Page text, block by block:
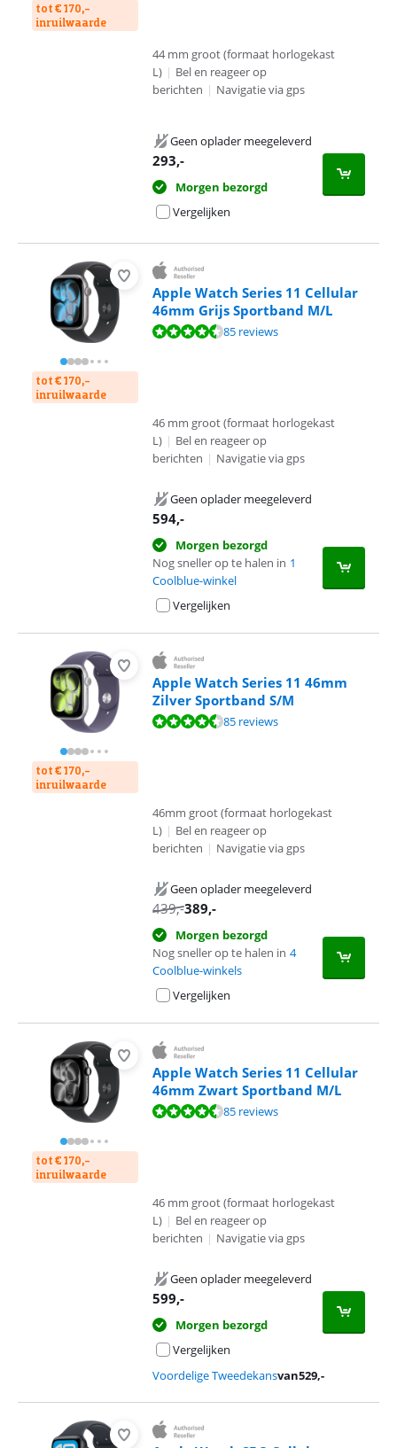
tot € 170,-
inruilwaarde
44 mm groot (formaat horlogekast
L) | Bel en reageer op
berichten | Navigatie via gps
Geen oplader meegeleverd
293,-
Morgen bezorgd
Vergelijken
tot € 170,-
inruilwaarde
Apple Watch Series 11 Cellular
46mm Grijs Sportband M/L
Beoordeling is 9,2 van de 10, gebaseerd op 85 reviews.
85 reviews
46 mm groot (formaat horlogekast
L) | Bel en reageer op
berichten | Navigatie via gps
Geen oplader meegeleverd
594,-
Morgen bezorgd
Nog sneller op te halen in 1
Coolblue-winkel
Vergelijken
tot € 170,-
inruilwaarde
Apple Watch Series 11 46mm
Zilver Sportband S/M
Beoordeling is 9,2 van de 10, gebaseerd op 85 reviews.
85 reviews
46mm groot (formaat horlogekast
L) | Bel en reageer op
berichten | Navigatie via gps
Geen oplader meegeleverd
439,-389,-
Morgen bezorgd
Nog sneller op te halen in 4
Coolblue-winkels
Vergelijken
tot € 170,-
inruilwaarde
Apple Watch Series 11 Cellular
46mm Zwart Sportband M/L
Beoordeling is 9,2 van de 10, gebaseerd op 85 reviews.
85 reviews
46 mm groot (formaat horlogekast
L) | Bel en reageer op
berichten | Navigatie via gps
Geen oplader meegeleverd
599,-
Morgen bezorgd
Vergelijken
Voordelige Tweedekansvan529,-